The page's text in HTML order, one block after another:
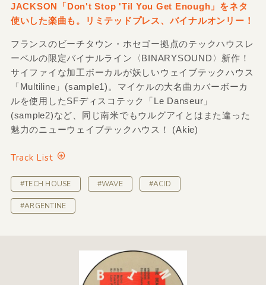
JACKSON「Don't Stop 'Til You Get Enough」をネタ
使いした楽曲も。リミテッドプレス、バイナルオンリー！
フランスのビーチタウン・ホセゴー拠点のテックハウスレ
ーベルの限定バイナルライン〈BINARYSOUND〉新作！
サイファイな加工ボーカルが妖しいウェイブテックハウス
「Multiline」(sample1)。マイケルの大名曲カバーボーカ
ルを使用したSFディスコテック「Le Danseur」
(sample2)など、同じ南米でもウルグアイとはまた違った
魅力のニューウェイブテックハウス！ (Akie)
Track List
#TECH HOUSE #WAVE #ACID
#ARGENTINE